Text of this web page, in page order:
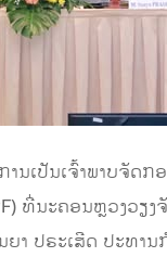
ນເປັນເຈົ້າພາບຈັ
ທີ່ນະຄອນຫຼວງວຽ
າ ປຣະເສີດ ປະທາ